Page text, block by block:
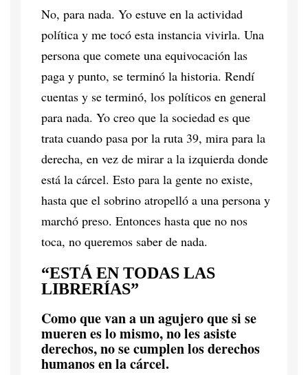
No, para nada. Yo estuve en la actividad
política y me tocó esta instancia vivirla. Una
persona que comete una equivocación las
paga y punto, se terminó la historia. Rendí
cuentas y se terminó, los políticos en general
para nada. Yo creo que la sociedad es que
trata cuando pasa por la ruta 39, mira para la
derecha, en vez de mirar a la izquierda donde
está la cárcel. Esto para la gente no existe,
hasta que el sobrino atropelló a una persona y
marchó preso. Entonces hasta que no nos
toca, no queremos saber de nada.
“ESTÁ EN TODAS LAS
LIBRERÍAS”
Como que van a un agujero que si se
mueren es lo mismo, no les asiste
derechos, no se cumplen los derechos
humanos en la cárcel.